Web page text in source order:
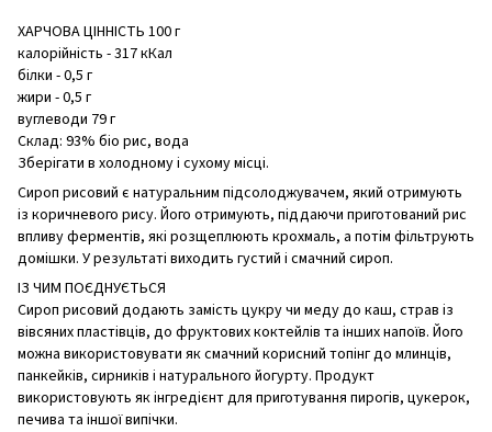
ХАРЧОВА ЦІННІСТЬ 100 г
калорійність - 317 кКал
білки - 0,5 г
жири - 0,5 г
вуглеводи 79 г
Склад: 93% біо рис, вода
Зберігати в холодному і сухому місці.
Сироп рисовий є натуральним підсолоджувачем, який отримують
із коричневого рису. Його отримують, піддаючи приготований рис
впливу ферментів, які розщеплюють крохмаль, а потім фільтрують
домішки. У результаті виходить густий і смачний сироп.
ІЗ ЧИМ ПОЄДНУЄТЬСЯ
Сироп рисовий додають замість цукру чи меду до каш, страв із
вівсяних пластівців, до фруктових коктейлів та інших напоїв. Його
можна використовувати як смачний корисний топінг до млинців,
панкейків, сирників і натурального йогурту. Продукт
використовують як інгредієнт для приготування пирогів, цукерок,
печива та іншої випічки.